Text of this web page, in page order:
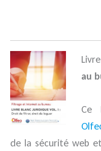
au
Ce
de la sécurité web